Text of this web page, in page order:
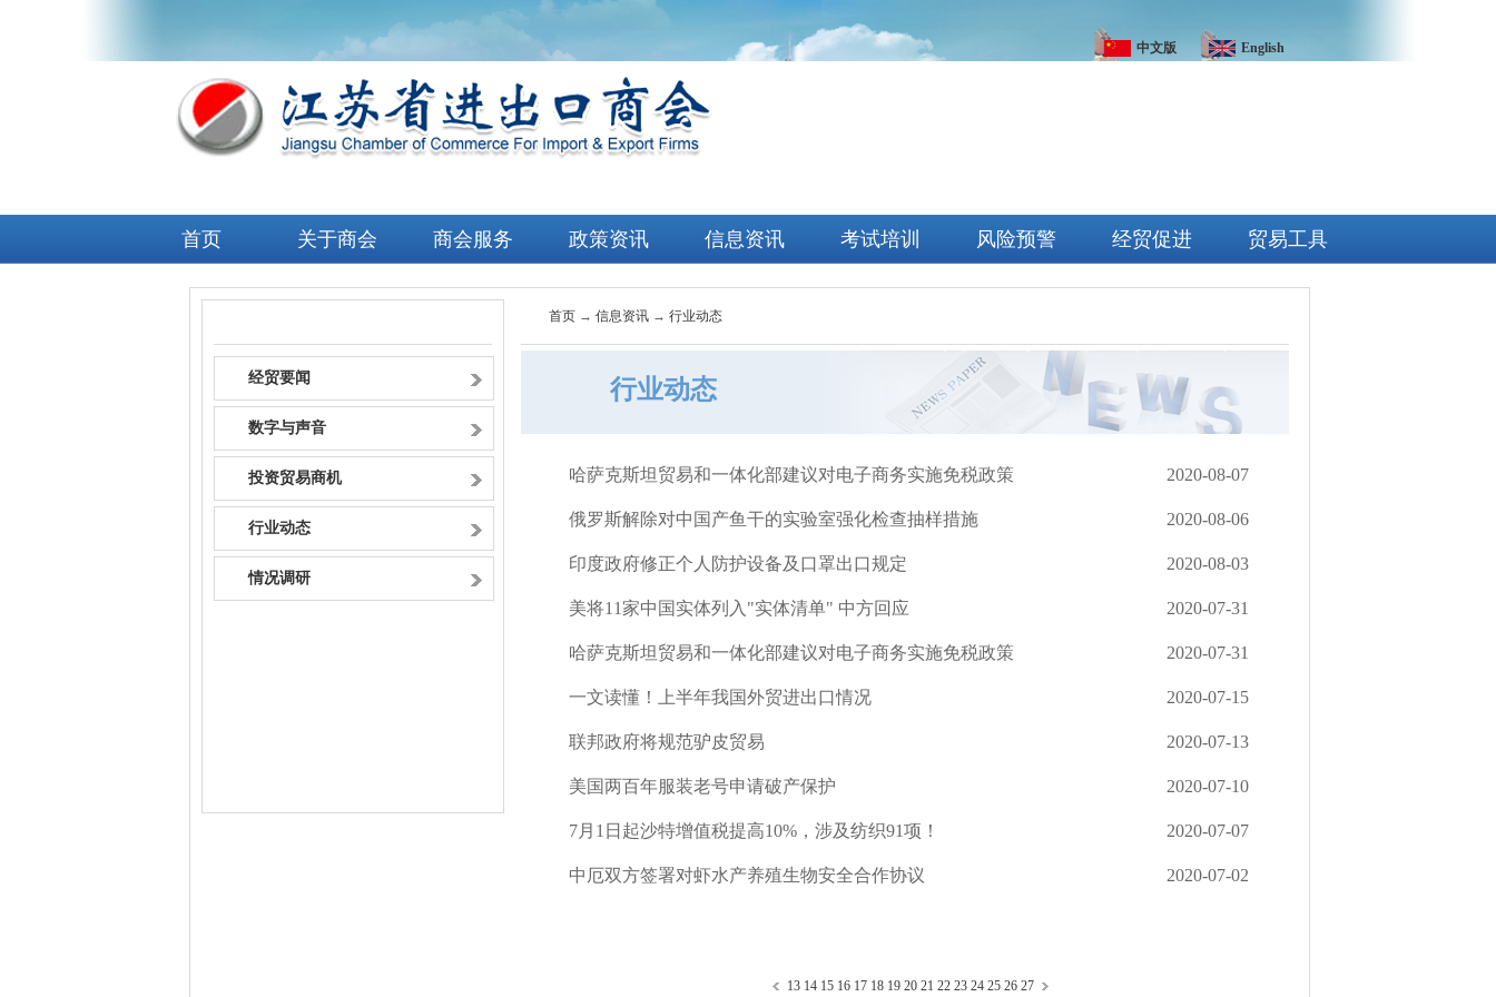
中文版 English
首页 关于商会 商会服务 政策资讯 信息资讯 考试培训 风险预警 经贸促进 贸易工具
经贸要闻
数字与声音
投资贸易商机
行业动态
情况调研
首页→ 信息资讯→ 行业动态
行业动态
哈萨克斯坦贸易和一体化部建议对电子商务实施免税政策 2020-08-07
俄罗斯解除对中国产鱼干的实验室强化检查抽样措施 2020-08-06
印度政府修正个人防护设备及口罩出口规定 2020-08-03
美将11家中国实体列入"实体清单" 中方回应 2020-07-31
哈萨克斯坦贸易和一体化部建议对电子商务实施免税政策 2020-07-31
一文读懂！上半年我国外贸进出口情况 2020-07-15
联邦政府将规范驴皮贸易 2020-07-13
美国两百年服装老号申请破产保护 2020-07-10
7月1日起沙特增值税提高10%，涉及纺织91项！ 2020-07-07
中厄双方签署对虾水产养殖生物安全合作协议 2020-07-02
13 14 15 16 17 18 19 20 21 22 23 24 25 26 27